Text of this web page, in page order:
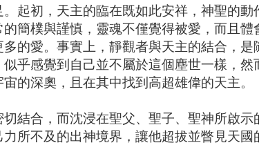
起初，天主的臨在既如此安祥，神聖的
簡樸與謹慎，靈魂不僅覺得被愛，而且
的愛。事實上，靜觀者與天主的結合，
乎感覺到自己並不屬於這個塵世一樣，
的深奧，且在其中找到高超雄偉的天主。
結合，而沈浸在聖父、聖子、聖神所啟
所不及的出神境界，讓他超拔並瞥見天國